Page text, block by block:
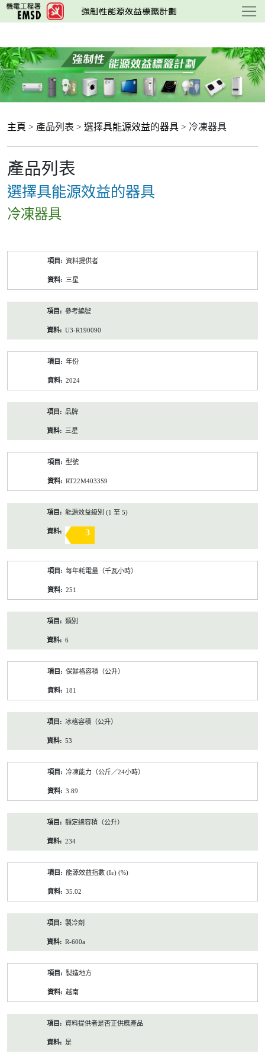
跳
至
要
內
容
主頁 > 產品列表 > 選擇具能源效益的器具 > 冷凍器具
產品列表
選擇具能源效益的器具
冷凍器具
資料提供者
三星
參考編號
U3-R190090
年份
2024
品牌
三星
型號
RT22M4033S9
能源效益級別 (1 至 5)
3
每年耗電量（千瓦小時）
251
類別
6
保鮮格容積（公升）
181
冰格容積（公升）
53
冷凍能力（公斤／24小時）
3.89
額定總容積（公升）
234
能源效益指數 (Iε) (%)
35.02
製冷劑
R-600a
製造地方
越南
資料提供者是否正供應產品
是